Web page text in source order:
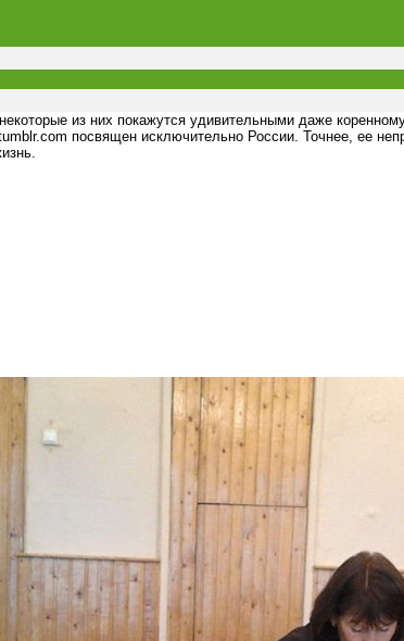
из них покажутся удивительными даже
посвящен исключительно России. Точнее, ее